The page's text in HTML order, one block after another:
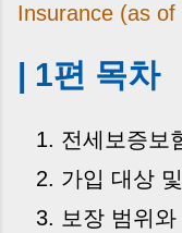
Insurance (as of
| 1편 목차
전세보증보
가입 대상
보장 범위